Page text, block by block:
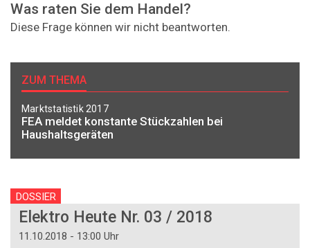
Was raten Sie dem Handel?
Diese Frage können wir nicht beantworten.
ZUM THEMA
Marktstatistik 2017
FEA meldet konstante Stückzahlen bei
Haushaltsgeräten
DOSSIER
Elektro Heute Nr. 03 / 2018
11.10.2018 - 13:00 Uhr